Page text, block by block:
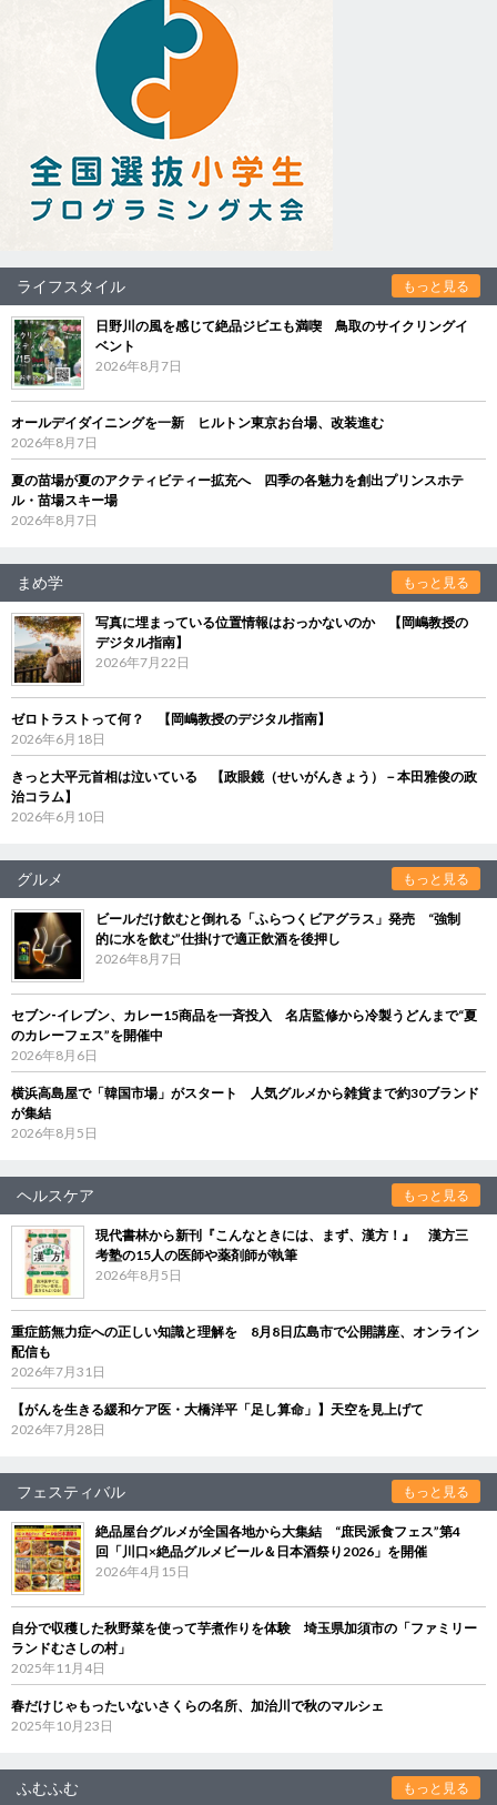
ライフスタイル もっと見る
日野川の風を感じて絶品ジビエも満喫 鳥取のサイクリングイ
ベント
2026年8月7日
オールデイダイニングを一新 ヒルトン東京お台場、改装進む
2026年8月7日
夏の苗場が夏のアクティビティー拡充へ 四季の各魅力を創出プリンスホテ
ル・苗場スキー場
2026年8月7日
まめ学 もっと見る
写真に埋まっている位置情報はおっかないのか 【岡嶋教授の
デジタル指南】
2026年7月22日
ゼロトラストって何？ 【岡嶋教授のデジタル指南】
2026年6月18日
きっと大平元首相は泣いている 【政眼鏡（せいがんきょう）－本田雅俊の政
治コラム】
2026年6月10日
グルメ もっと見る
ビールだけ飲むと倒れる「ふらつくビアグラス」発売 “強制
的に水を飲む”仕掛けで適正飲酒を後押し
2026年8月7日
セブン‐イレブン、カレー15商品を一斉投入 名店監修から冷製うどんまで“夏
のカレーフェス”を開催中
2026年8月6日
横浜高島屋で「韓国市場」がスタート 人気グルメから雑貨まで約30ブランド
が集結
2026年8月5日
ヘルスケア もっと見る
現代書林から新刊『こんなときには、まず、漢方！』 漢方三
考塾の15人の医師や薬剤師が執筆
2026年8月5日
重症筋無力症への正しい知識と理解を 8月8日広島市で公開講座、オンライン
配信も
2026年7月31日
【がんを生きる緩和ケア医・大橋洋平「足し算命」】天空を見上げて
2026年7月28日
フェスティバル もっと見る
絶品屋台グルメが全国各地から大集結 “庶民派食フェス”第4
回「川口×絶品グルメビール＆日本酒祭り2026」を開催
2026年4月15日
自分で収穫した秋野菜を使って芋煮作りを体験 埼玉県加須市の「ファミリー
ランドむさしの村」
2025年11月4日
春だけじゃもったいないさくらの名所、加治川で秋のマルシェ
2025年10月23日
ふむふむ もっと見る